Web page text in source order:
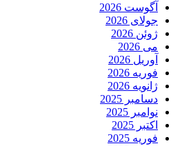
آگوست 2026
جولای 2026
ژوئن 2026
می 2026
آوریل 2026
فوریه 2026
ژانویه 2026
دسامبر 2025
نوامبر 2025
اکتبر 2025
فوریه 2025